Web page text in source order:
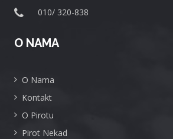
010/ 320-838
O NAMA
O Nama
Kontakt
O Pirotu
Pirot Nekad